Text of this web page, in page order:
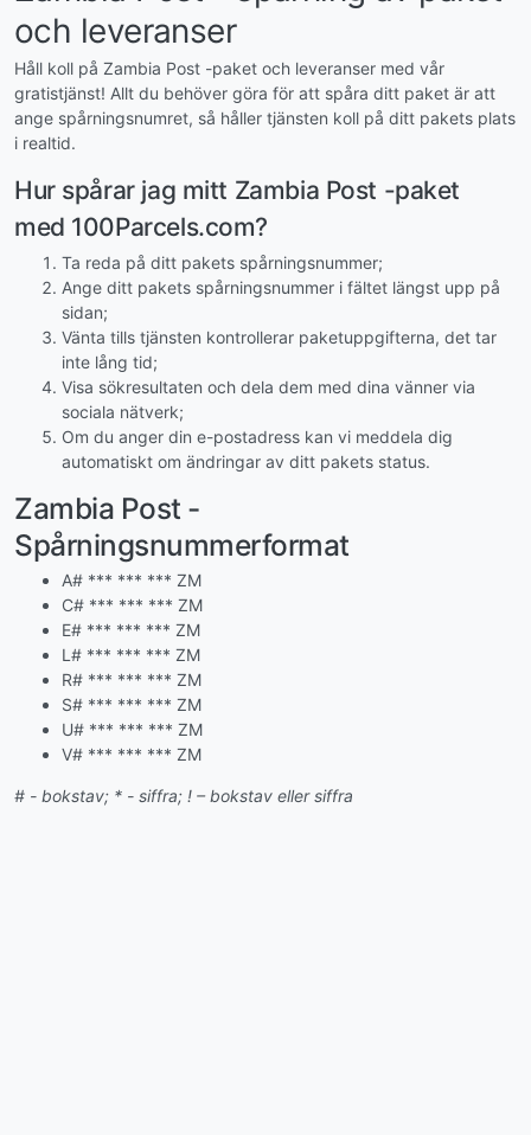
och leveranser
Håll koll på Zambia Post -paket och leveranser med vår
gratistjänst! Allt du behöver göra för att spåra ditt paket är att
ange spårningsnumret, så håller tjänsten koll på ditt pakets plats
i realtid.
Hur spårar jag mitt Zambia Post -paket
med 100Parcels.com?
Ta reda på ditt pakets spårningsnummer;
Ange ditt pakets spårningsnummer i fältet längst upp på
sidan;
Vänta tills tjänsten kontrollerar paketuppgifterna, det tar
inte lång tid;
Visa sökresultaten och dela dem med dina vänner via
sociala nätverk;
Om du anger din e-postadress kan vi meddela dig
automatiskt om ändringar av ditt pakets status.
Zambia Post -
Spårningsnummerformat
A# *** *** *** ZM
C# *** *** *** ZM
E# *** *** *** ZM
L# *** *** *** ZM
R# *** *** *** ZM
S# *** *** *** ZM
U# *** *** *** ZM
V# *** *** *** ZM
# - bokstav; * - siffra; ! – bokstav eller siffra